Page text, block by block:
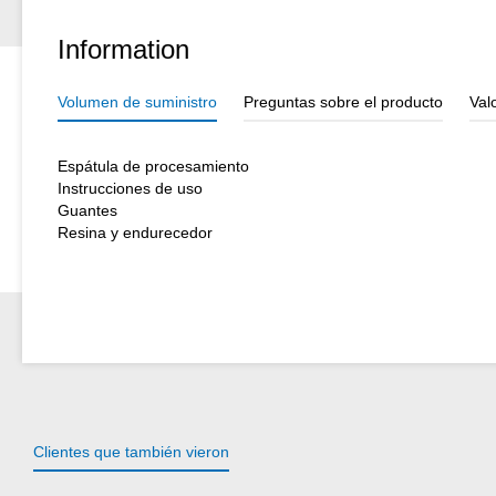
Information
Volumen de suministro Preguntas sobre el producto
Espátula de procesamiento
Instrucciones de uso
Guantes
Resina y endurecedor
Clientes que también vieron